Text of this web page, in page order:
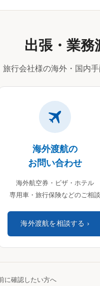
出張・業務
行会社様の海外・国内手
海外渡航の
お問い合わせ
海外航空券・ビザ・ホテル
専用車・旅行保険などのご相談
海外渡航を相談する
に確認したい方へ